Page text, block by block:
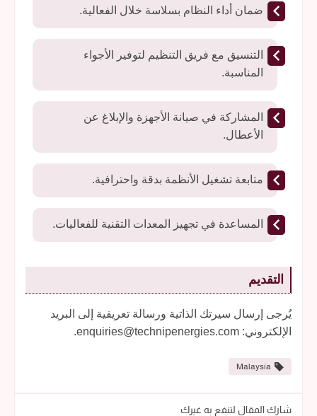
ضمان أداء النظام بسلاسة خلال الفعالية.
التنسيق مع فريق التنظيم لتوفير الأجواء
المناسبة.
المشاركة في صيانة الأجهزة والإبلاغ عن
الأعطال.
متابعة تشغيل الأنظمة بدقة واحترافية.
المساعدة في تجهيز المعدات التقنية للفعاليات.
التقديم
يُرجى إرسال سيرتك الذاتية ورسالة تعريفية إلى البريد
الإلكتروني: enquiries@technipenergies.com.
Malaysia
شارك المقال لتنفع به غيرك